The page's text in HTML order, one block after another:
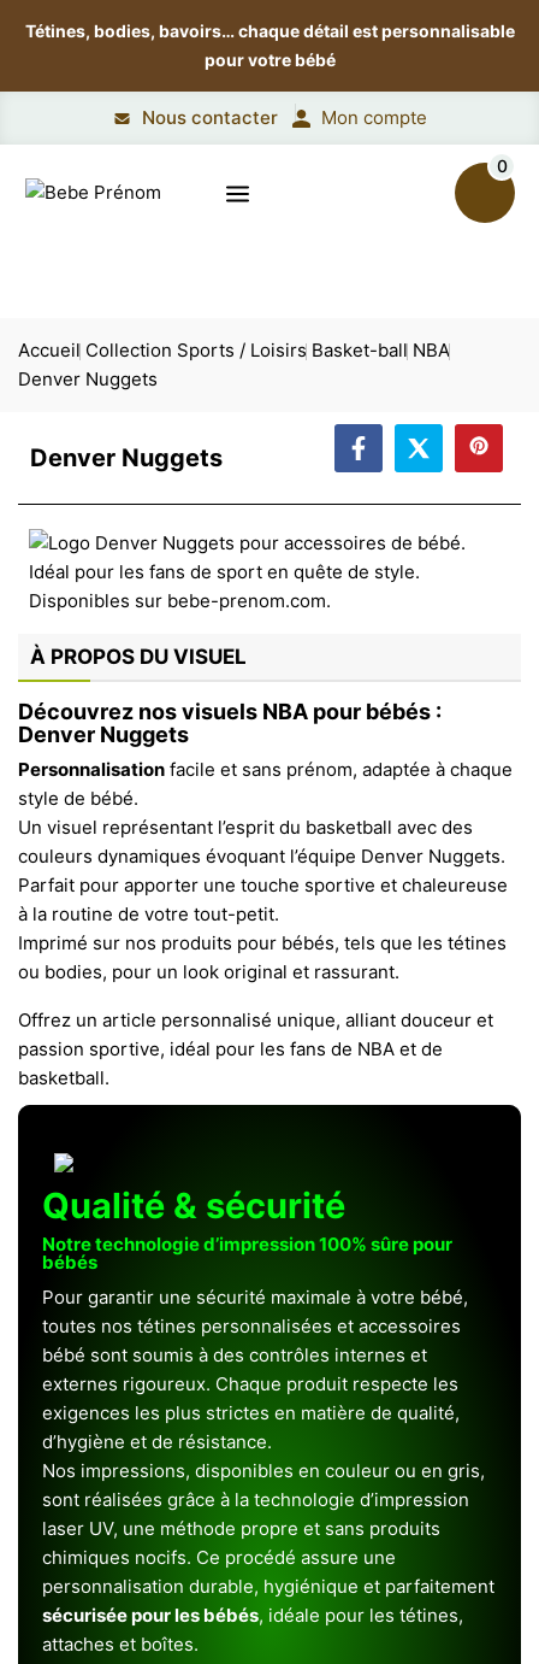
Tétines, bodies, bavoirs…chaque détail est personnalisable
pour votre bébé
Nous contacter Mon compte
0
Accueil Collection Sports / Loisirs Basket-ball NBA
Denver Nuggets
Denver Nuggets
À PROPOS DU VISUEL
Découvrez nos visuels NBA pour bébés :
Denver Nuggets
Personnalisation facile et sans prénom, adaptée à chaque
style de bébé.
Un visuel représentant l’esprit du basketball avec des
couleurs dynamiques évoquant l’équipe Denver Nuggets.
Parfait pour apporter une touche sportive et chaleureuse
à la routine de votre tout-petit.
Imprimé sur nos produits pour bébés, tels que les tétines
ou bodies, pour un look original et rassurant.
Offrez un article personnalisé unique, alliant douceur et
passion sportive, idéal pour les fans de NBA et de
basketball.
Qualité & sécurité
Notre technologie d’impression 100% sûre pour
bébés
Pour garantir une sécurité maximale à votre bébé,
toutes nos tétines personnalisées et accessoires
bébé sont soumis à des contrôles internes et
externes rigoureux. Chaque produit respecte les
exigences les plus strictes en matière de qualité,
d’hygiène et de résistance.
Nos impressions, disponibles en couleur ou en gris,
sont réalisées grâce à la technologie d’impression
laser UV, une méthode propre et sans produits
chimiques nocifs. Ce procédé assure une
personnalisation durable, hygiénique et parfaitement
sécurisée pour les bébés, idéale pour les tétines,
attaches et boîtes.